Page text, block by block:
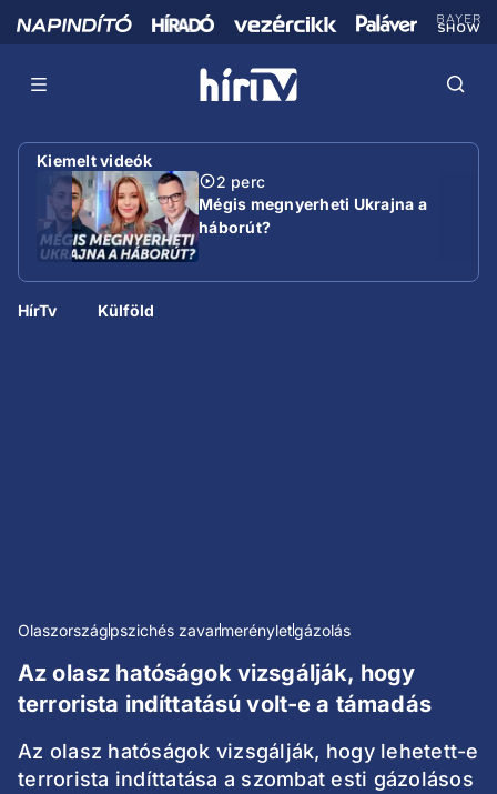
Kiemelt videók
2 perc
Mégis megnyerheti Ukrajna a
háborút?
HírTv Külföld
Olaszországpszichés zavarmerényletgázolás
Az olasz hatóságok vizsgálják, hogy
terrorista indíttatású volt-e a támadás
Az olasz hatóságok vizsgálják, hogy lehetett-e
terrorista indíttatása a szombat esti gázolásos